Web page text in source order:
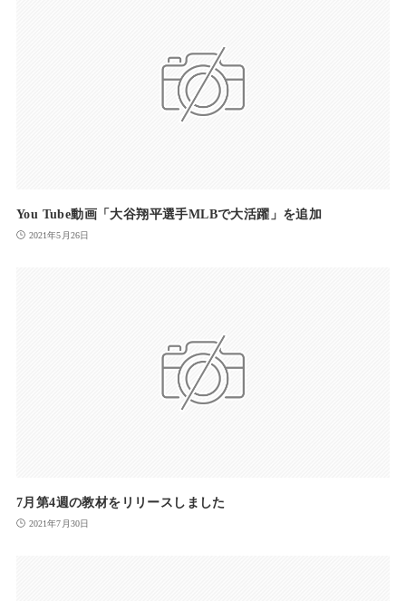
You Tube動画「大谷翔平選手MLBで大活躍」を追加
2021年5月26日
7月第4週の教材をリリースしました
2021年7月30日